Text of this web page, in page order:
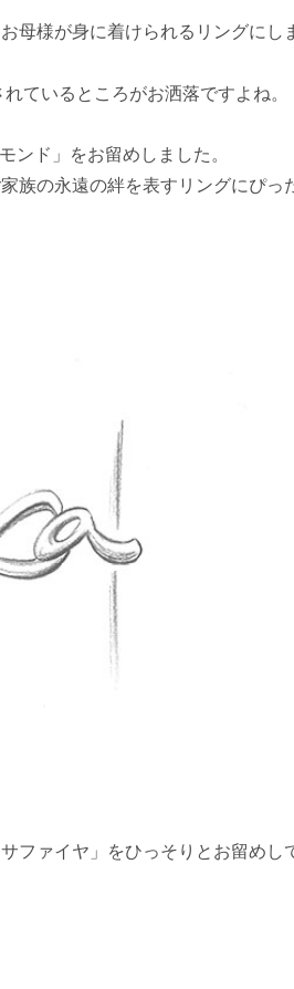
母様が身に着けられるリングにし
ているところがお洒落ですよね。
ンド」をお留めしました。
族の永遠の絆を表すリングにぴっ
ファイヤ」をひっそりとお留めし